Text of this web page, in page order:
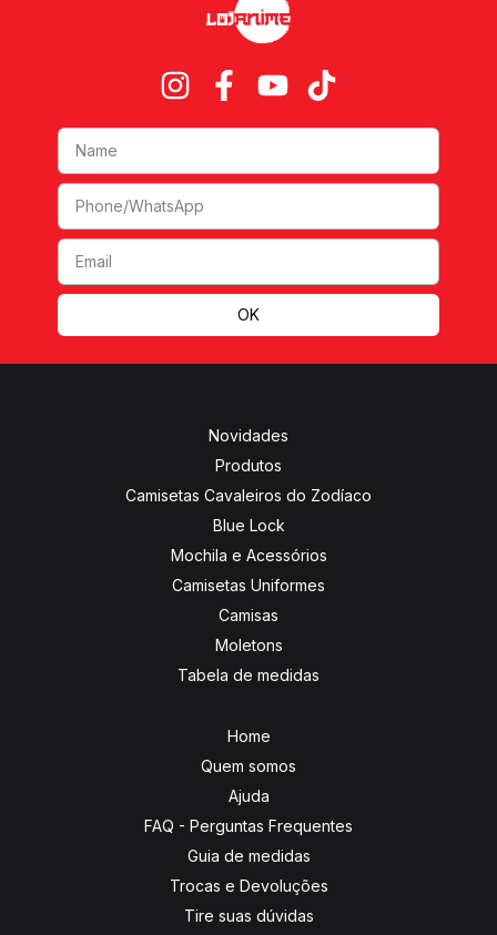
Novidades
Produtos
Camisetas Cavaleiros do Zodíaco
Blue Lock
Mochila e Acessórios
Camisetas Uniformes
Camisas
Moletons
Tabela de medidas
Home
Quem somos
Ajuda
FAQ - Perguntas Frequentes
Guia de medidas
Trocas e Devoluções
Tire suas dúvidas